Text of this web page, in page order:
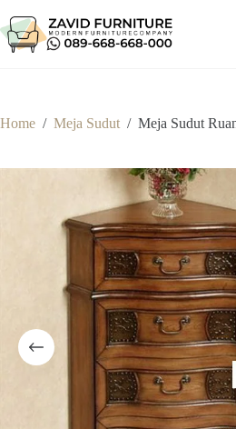
to
content
Home / Meja Sudut / Meja Sudut